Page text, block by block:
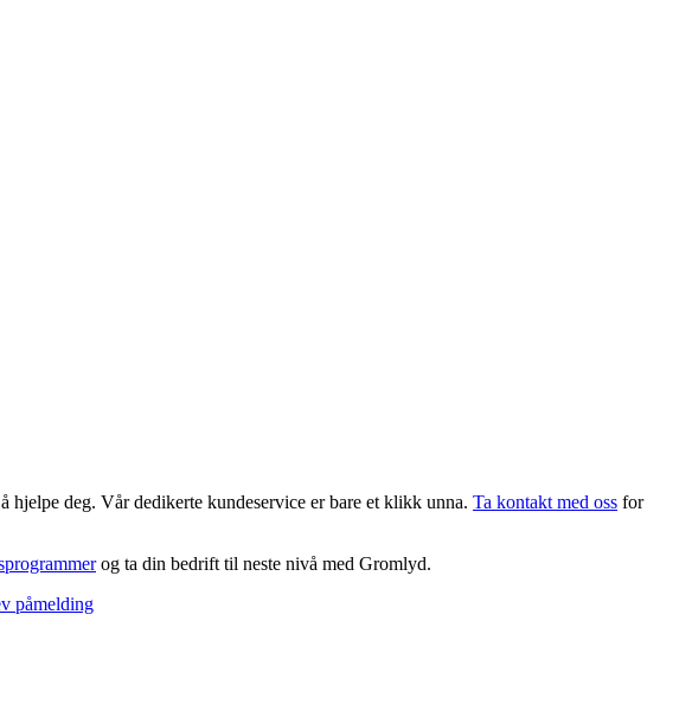
deg. Vår dedikerte kundeservice er bare et klikk unna. Ta kontakt med oss for
og ta din bedrift til neste nivå med Gromlyd.
påmelding